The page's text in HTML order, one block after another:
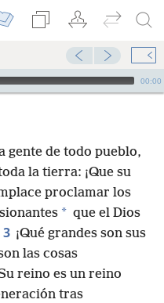
00:00
gente de todo pueblo,
la tierra: ¡Que su
proclamar los
* que el Dios
3 ¡Qué grandes son sus
las cosas
reino es un reino
tras